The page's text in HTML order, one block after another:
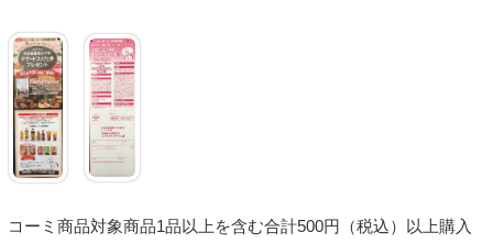
コーミ商品対象商品1品以上を含む合計500円（税込）以上購入